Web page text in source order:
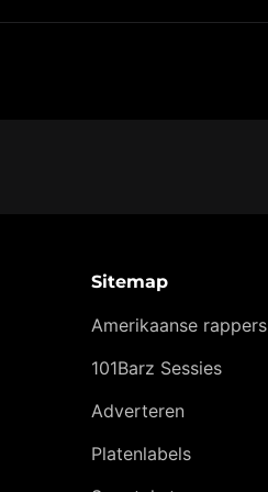
Sitemap
Amerikaanse rappers
101Barz Sessies
Adverteren
Platenlabels